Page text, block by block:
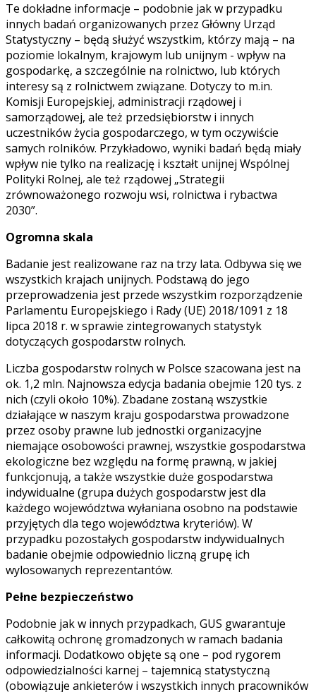
Te dokładne informacje – podobnie jak w przypadku
innych badań organizowanych przez Główny Urząd
Statystyczny – będą służyć wszystkim, którzy mają – na
poziomie lokalnym, krajowym lub unijnym - wpływ na
gospodarkę, a szczególnie na rolnictwo, lub których
interesy są z rolnictwem związane. Dotyczy to m.in.
Komisji Europejskiej, administracji rządowej i
samorządowej, ale też przedsiębiorstw i innych
uczestników życia gospodarczego, w tym oczywiście
samych rolników. Przykładowo, wyniki badań będą miały
wpływ nie tylko na realizację i kształt unijnej Wspólnej
Polityki Rolnej, ale też rządowej „Strategii
zrównoważonego rozwoju wsi, rolnictwa i rybactwa
2030”.
Ogromna skala
Badanie jest realizowane raz na trzy lata. Odbywa się we
wszystkich krajach unijnych. Podstawą do jego
przeprowadzenia jest przede wszystkim rozporządzenie
Parlamentu Europejskiego i Rady (UE) 2018/1091 z 18
lipca 2018 r. w sprawie zintegrowanych statystyk
dotyczących gospodarstw rolnych.
Liczba gospodarstw rolnych w Polsce szacowana jest na
ok. 1,2 mln. Najnowsza edycja badania obejmie 120 tys. z
nich (czyli około 10%). Zbadane zostaną wszystkie
działające w naszym kraju gospodarstwa prowadzone
przez osoby prawne lub jednostki organizacyjne
niemające osobowości prawnej, wszystkie gospodarstwa
ekologiczne bez względu na formę prawną, w jakiej
funkcjonują, a także wszystkie duże gospodarstwa
indywidualne (grupa dużych gospodarstw jest dla
każdego województwa wyłaniana osobno na podstawie
przyjętych dla tego województwa kryteriów). W
przypadku pozostałych gospodarstw indywidualnych
badanie obejmie odpowiednio liczną grupę ich
wylosowanych reprezentantów.
Pełne bezpieczeństwo
Podobnie jak w innych przypadkach, GUS gwarantuje
całkowitą ochronę gromadzonych w ramach badania
informacji. Dodatkowo objęte są one – pod rygorem
odpowiedzialności karnej – tajemnicą statystyczną
(obowiązuje ankieterów i wszystkich innych pracowników